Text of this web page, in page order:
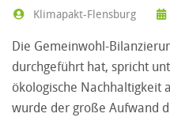
Klimapakt-Flensburg
Die Gemeinwohl-
durchgeführt hat, spricht
ökologische Nachhaltigkeit
wurde der große Aufwand